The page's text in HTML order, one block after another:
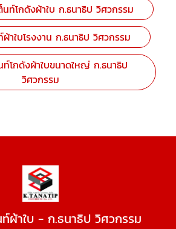
นท์โกดังผ้าใบ ก.ธนาธิป วิศวกรรม
าใบโรงงาน ก.ธนาธิป วิศวกรรม
โกดังผ้าใบขนาดใหญ่ ก.ธนาธิป
วิศวกรรม
ผ้าใบ - ก.ธนาธิป วิศวกรรม